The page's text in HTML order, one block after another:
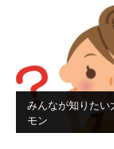
みんなが知りたい
モン